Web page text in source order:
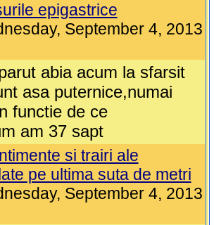
epigastrice
September 4, 2013
abia acum la sfarsit
asa puternice,numai
functie de ce
am 37 sapt
si trairi ale
pe ultima suta de metri
September 4, 2013